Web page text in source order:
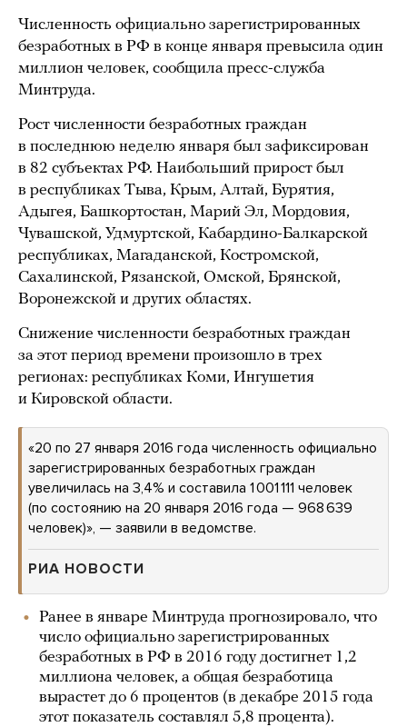
Численность официально зарегистрированных
безработных в РФ в конце января превысила один
миллион человек, сообщила пресс-служба
Минтруда.
Рост численности безработных граждан
в последнюю неделю января был зафиксирован
в 82 субъектах РФ. Наибольший прирост был
в республиках Тыва, Крым, Алтай, Бурятия,
Адыгея, Башкортостан, Марий Эл, Мордовия,
Чувашской, Удмуртской, Кабардино-Балкарской
республиках, Магаданской, Костромской,
Сахалинской, Рязанской, Омской, Брянской,
Воронежской и других областях.
Снижение численности безработных граждан
за этот период времени произошло в трех
регионах: республиках Коми, Ингушетия
и Кировской области.
«20 по 27 января 2016 года численность официально
зарегистрированных безработных граждан
увеличилась на 3,4% и составила 1 001 111 человек
(по состоянию на 20 января 2016 года — 968 639
человек)», — заявили в ведомстве.
РИА НОВОСТИ
Ранее в январе Минтруда прогнозировало, что
число официально зарегистрированных
безработных в РФ в 2016 году достигнет 1,2
миллиона человек, а общая безработица
вырастет до 6 процентов (в декабре 2015 года
этот показатель составлял 5,8 процента).